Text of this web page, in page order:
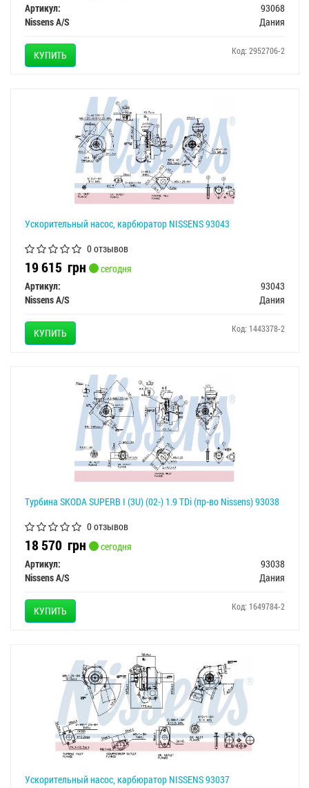
Артикул:
93068
Nissens A/S
Дания
КУПИТЬ Код: 2952706-2
Ускорительный насос, карбюратор NISSENS 93043
0 отзывов
19 615 грн
сегодня
Артикул:
93043
Nissens A/S
Дания
КУПИТЬ Код: 1443378-2
Турбина SKODA SUPERB I (3U) (02-) 1.9 TDi (пр-во Nissens) 93038
0 отзывов
18 570 грн
сегодня
Артикул:
93038
Nissens A/S
Дания
КУПИТЬ Код: 1649784-2
Ускорительный насос, карбюратор NISSENS 93037